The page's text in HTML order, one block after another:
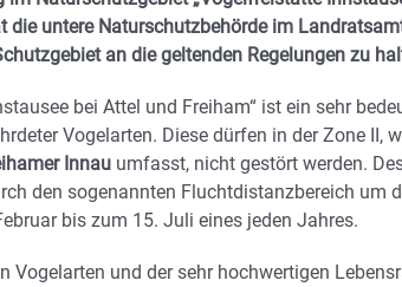
die untere Naturschutzbehörde im
an die geltenden Regelungen zu
bei Attel und Freiham“ ist ein sehr
Vogelarten. Diese dürfen in der Zone II,
Innau umfasst, nicht gestört werden.
den sogenannten Fluchtdistanzbereich um
bis zum 15. Juli eines jeden Jahres.
Vogelarten und der sehr hochwertigen